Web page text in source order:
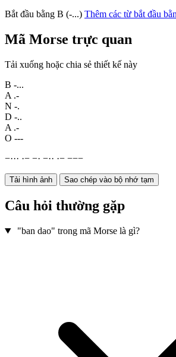
Bắt đầu bằng B (-...) Thêm các từ bắt đầu
Mã Morse trực quan
Tải xuống hoặc chia sẻ thiết kế này
B -...
A .-
N -.
D -..
A .-
O ---
−··· ·− −· −·· ·− −−−
Tải hình ảnh Sao chép vào bộ nhớ tạm
Câu hỏi thường gặp
"ban dao" trong mã Morse là gì?